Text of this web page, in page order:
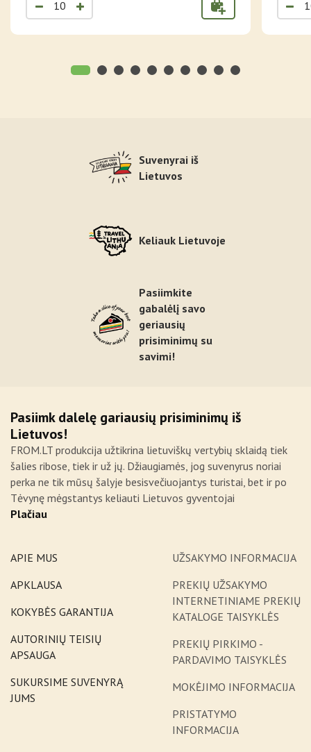
Suvenyrai iš
Lietuvos
Keliauk Lietuvoje
Pasiimkite
gabalėlį savo
geriausių
prisiminimų su
savimi!
Pasiimk dalelę gariausių prisiminimų iš
Lietuvos!
FROM.LT produkcija užtikrina lietuviškų vertybių sklaidą tiek
šalies ribose, tiek ir už jų. Džiaugiamės, jog suvenyrus noriai
perka ne tik mūsų šalyje besisvečiuojantys turistai, bet ir po
Tėvynę mėgstantys keliauti Lietuvos gyventojai
Plačiau
APIE MUS
APKLAUSA
KOKYBĖS GARANTIJA
AUTORINIŲ TEISIŲ
APSAUGA
SUKURSIME SUVENYRĄ
JUMS
UŽSAKYMO INFORMACIJA
PREKIŲ UŽSAKYMO
INTERNETINIAME PREKIŲ
KATALOGE TAISYKLĖS
PREKIŲ PIRKIMO -
PARDAVIMO TAISYKLĖS
MOKĖJIMO INFORMACIJA
PRISTATYMO
INFORMACIJA